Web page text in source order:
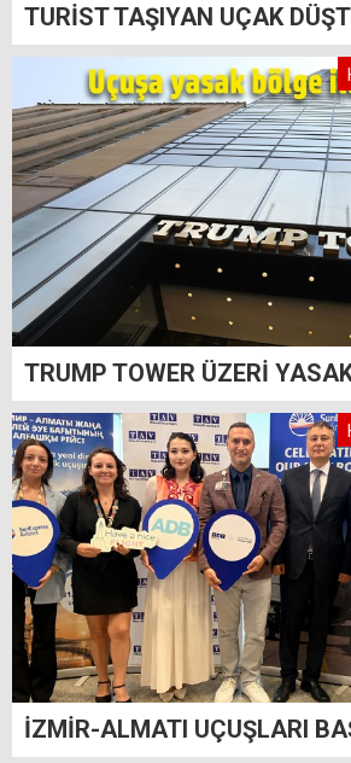
TURİST TAŞIYAN UÇAK
TRUMP TOWER ÜZERİ
İZMİR-ALMATI UÇUŞLARI